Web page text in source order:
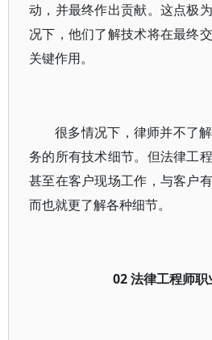
动，并最终作出贡献。这点极
况下，他们了解技术将在最终
关键作用。
很多情况下，律师并不了
务的所有技术细节。但法律工
甚至在客户现场工作，与客户
而也就更了解各种细节。
02法律工程师职